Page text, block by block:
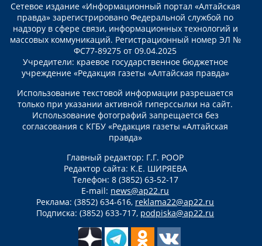
Сетевое издание «Информационный портал «Алтайская
правда» зарегистрировано Федеральной службой по
надзору в сфере связи, информационных технологий и
массовых коммуникаций. Регистрационный номер ЭЛ №
ФС77-89275 от 09.04.2025
Учредители: краевое государственное бюджетное
учреждение «Редакция газеты «Алтайская правда»
Использование текстовой информации разрешается
только при указании активной гиперссылки на сайт.
Использование фотографий запрещается без
согласования с КГБУ «Редакция газеты «Алтайская
правда»
Главный редактор: Г.Г. РООР
Редактор сайта: К.Е. ШИРЯЕВА
Телефон: 8 (3852) 63-52-17
E-mail: news@ap22.ru
Реклама: (3852) 634-616, reklama22@ap22.ru
Подписка: (3852) 633-717, podpiska@ap22.ru